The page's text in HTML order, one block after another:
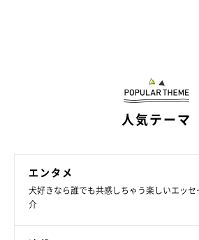
人気テーマ
エンタメ
犬好きなら誰でも共感しちゃう楽しいエッ
介